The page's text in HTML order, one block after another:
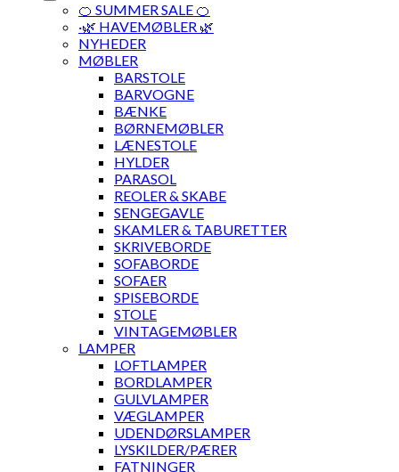
🍊 SUMMER SALE 🍊
·🌿 HAVEMØBLER 🌿
NYHEDER
MØBLER
BARSTOLE
BARVOGNE
BÆNKE
BØRNEMØBLER
LÆNESTOLE
HYLDER
PARASOL
REOLER & SKABE
SENGEGAVLE
SKAMLER & TABURETTER
SKRIVEBORDE
SOFABORDE
SOFAER
SPISEBORDE
STOLE
VINTAGEMØBLER
LAMPER
LOFTLAMPER
BORDLAMPER
GULVLAMPER
VÆGLAMPER
UDENDØRSLAMPER
LYSKILDER/PÆRER
FATNINGER